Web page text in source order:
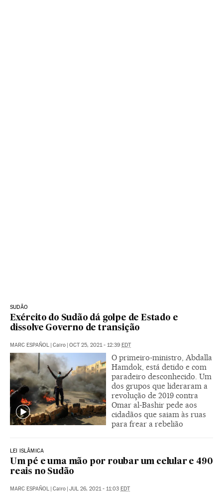
SUDÃO
Exército do Sudão dá golpe de Estado e
dissolve Governo de transição
MARC ESPAÑOL Cairo OCT 25, 2021 - 12:39 EDT
O primeiro-ministro, Abdalla
Hamdok, está detido e com
paradeiro desconhecido. Um
dos grupos que lideraram a
revolução de 2019 contra
Omar al-Bashir pede aos
cidadãos que saiam às ruas
para frear a rebelião
LEI ISLÂMICA
Um pé e uma mão por roubar um celular e 490
reais no Sudão
MARC ESPAÑOL Cairo JUL 26, 2021 - 11:03 EDT